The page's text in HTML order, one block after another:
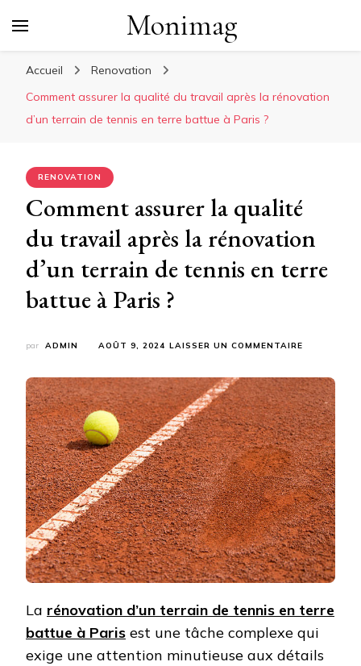
Monimag
Accueil
Renovation
Comment assurer la qualité du travail après la rénovation
d’un terrain de tennis en terre battue à Paris ?
RENOVATION
Comment assurer la qualité
du travail après la rénovation
d’un terrain de tennis en terre
battue à Paris ?
par ADMIN AOÛT 9, 2024 LAISSER UN COMMENTAIRE
LA
QUALITÉ
DU
TRAVAIL
APRÈS
LA
D’UN
TERRAIN
DE
TENNIS
EN
TERRE
BATTUE
PARIS
?
La rénovation d’un terrain de tennis en terre
battue à Paris est une tâche complexe qui
exige une attention minutieuse aux détails